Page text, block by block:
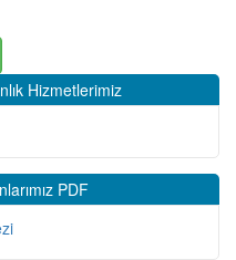
Hizmetlerimiz
PDF